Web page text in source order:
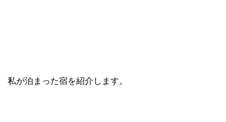
私が泊まった宿を紹介します。